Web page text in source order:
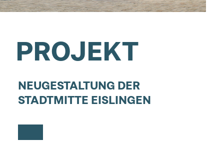
PROJEKT
NEUGESTALTUNG DER
STADTMITTE EISLINGEN